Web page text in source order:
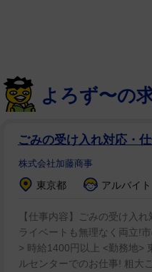
よろず〜の
ごみの受け入れ対応・
株式会社加藤商事
東京都 アルバイ
【仕事内容】ごみの受け入
ライベートも無理なく両立!
> 時給1400円以上 <勤務地>
ルセンターでのお仕事! 粗大